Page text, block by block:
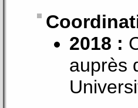
2018 :
auprès